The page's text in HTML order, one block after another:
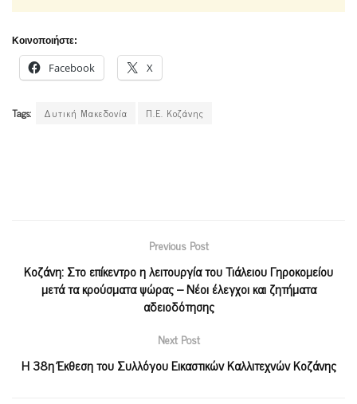
Κοινοποιήστε:
Facebook X
Tags: Δυτική Μακεδονία Π.Ε. Κοζάνης
Previous Post
Κοζάνη: Στο επίκεντρο η λειτουργία του Τιάλειου Γηροκομείου
μετά τα κρούσματα ψώρας – Νέοι έλεγχοι και ζητήματα
αδειοδότησης
Next Post
H 38η Έκθεση του Συλλόγου Εικαστικών Καλλιτεχνών Κοζάνης